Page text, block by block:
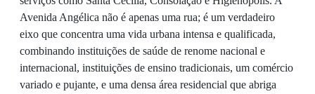
Avenida Angélica não é apenas uma rua; é um verdadeiro
eixo que concentra uma vida urbana intensa e qualificada,
combinando instituições de saúde de renome nacional e
internacional, instituições de ensino tradicionais, um comércio
variado e pujante, e uma densa área residencial que abriga